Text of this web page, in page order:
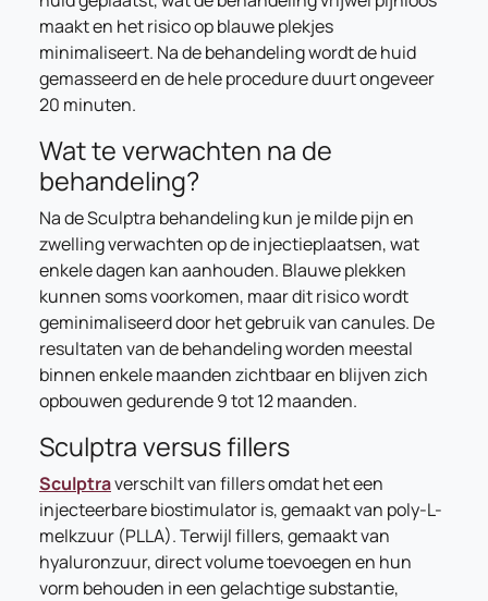
maakt en het risico op blauwe plekjes
minimaliseert. Na de behandeling wordt de huid
gemasseerd en de hele procedure duurt ongeveer
20 minuten.
Wat te verwachten na de
behandeling?
Na de Sculptra behandeling kun je milde pijn en
zwelling verwachten op de injectieplaatsen, wat
enkele dagen kan aanhouden. Blauwe plekken
kunnen soms voorkomen, maar dit risico wordt
geminimaliseerd door het gebruik van canules. De
resultaten van de behandeling worden meestal
binnen enkele maanden zichtbaar en blijven zich
opbouwen gedurende 9 tot 12 maanden.
Sculptra versus fillers
Sculptraverschilt van fillers omdat het een
injecteerbare biostimulator is, gemaakt van poly-L-
melkzuur (PLLA). Terwijl fillers, gemaakt van
hyaluronzuur, direct volume toevoegen en hun
vorm behouden in een gelachtige substantie,